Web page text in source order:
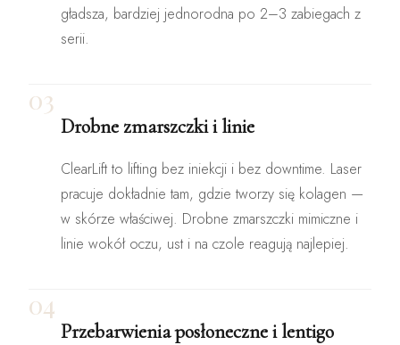
gładsza, bardziej jednorodna po 2–3 zabiegach z
serii.
03
Drobne zmarszczki i linie
ClearLift to lifting bez iniekcji i bez downtime. Laser
pracuje dokładnie tam, gdzie tworzy się kolagen —
w skórze właściwej. Drobne zmarszczki mimiczne i
linie wokół oczu, ust i na czole reagują najlepiej.
04
Przebarwienia posłoneczne i lentigo